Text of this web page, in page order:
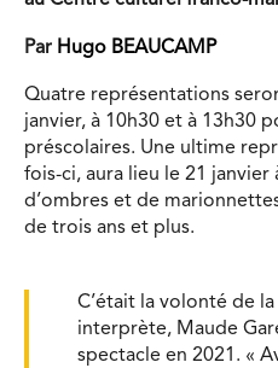
Par Hugo BEAUCAMP
Quatre représentations
janvier, à 10h30 et à 13h30
préscolaires. Une ultime
fois-ci, aura lieu le 21 janvier
d’ombres et de
de trois ans et plus.
C’était la volonté de
interprète, Maude
spectacle en 2021. «